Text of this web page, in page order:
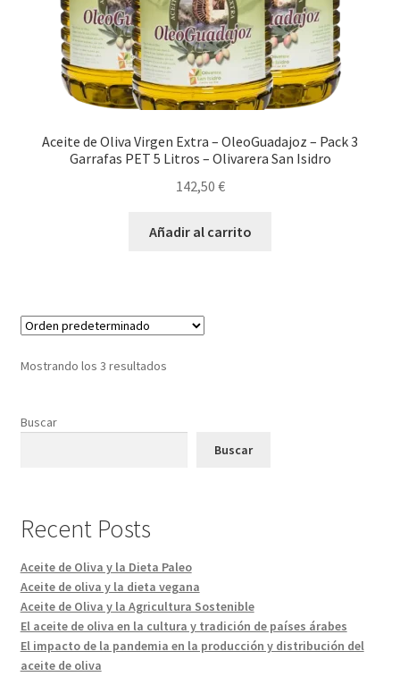
Aceite de Oliva Virgen Extra – OleoGuadajoz – Pack 3
Garrafas PET 5 Litros – Olivarera San Isidro
142,50 €
Añadir al carrito
Mostrando los 3 resultados
Buscar
Buscar
Recent Posts
Aceite de Oliva y la Dieta Paleo
Aceite de oliva y la dieta vegana
Aceite de Oliva y la Agricultura Sostenible
El aceite de oliva en la cultura y tradición de países árabes
El impacto de la pandemia en la producción y distribución del
aceite de oliva